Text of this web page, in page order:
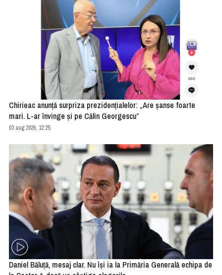
Chirieac anunță surpriza prezidențialelor: „Are șanse foarte
mari. L-ar învinge și pe Călin Georgescu”
03 aug 2026, 12:25
Daniel Băluţă, mesaj clar. Nu îşi ia la Primăria Generală echipa de